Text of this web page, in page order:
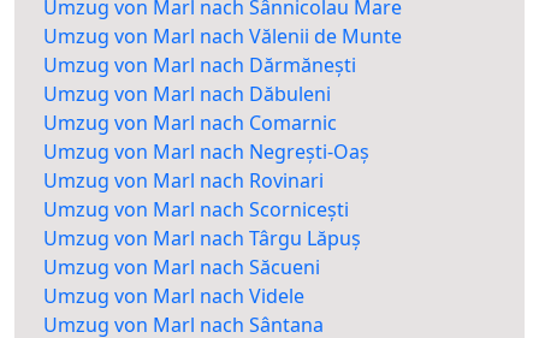
Umzug von Marl nach Sânnicolau Mare
Umzug von Marl nach Vălenii de Munte
Umzug von Marl nach Dărmănești
Umzug von Marl nach Dăbuleni
Umzug von Marl nach Comarnic
Umzug von Marl nach Negrești-Oaș
Umzug von Marl nach Rovinari
Umzug von Marl nach Scornicești
Umzug von Marl nach Târgu Lăpuș
Umzug von Marl nach Săcueni
Umzug von Marl nach Videle
Umzug von Marl nach Sântana